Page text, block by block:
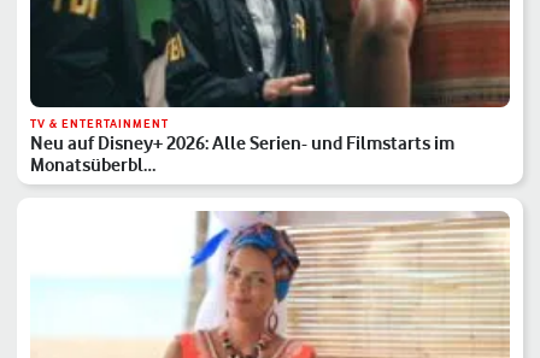
TV & ENTERTAINMENT
Neu auf Disney+ 2026: Alle Serien- und Filmstarts im
Monatsüberbl…